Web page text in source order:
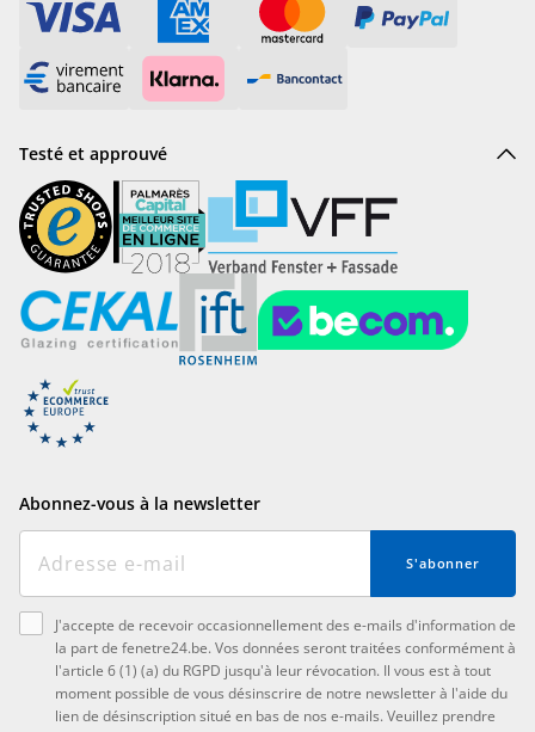
Testé et approuvé
Abonnez-vous à la newsletter
S'abonner
J'accepte de recevoir occasionnellement des e-mails d'information de
la part de fenetre24.be. Vos données seront traitées conformément à
l'article 6 (1) (a) du RGPD jusqu'à leur révocation. Il vous est à tout
moment possible de vous désinscrire de notre newsletter à l'aide du
lien de désinscription situé en bas de nos e-mails. Veuillez prendre